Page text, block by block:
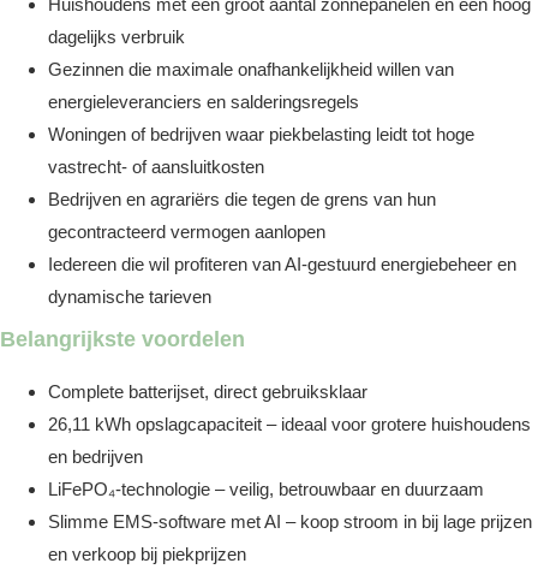
Huishoudens met een groot aantal zonnepanelen en een hoog
dagelijks verbruik
Gezinnen die maximale onafhankelijkheid willen van
energieleveranciers en salderingsregels
Woningen of bedrijven waar piekbelasting leidt tot hoge
vastrecht- of aansluitkosten
Bedrijven en agrariërs die tegen de grens van hun
gecontracteerd vermogen aanlopen
Iedereen die wil profiteren van AI-gestuurd energiebeheer en
dynamische tarieven
Belangrijkste voordelen
Complete batterijset, direct gebruiksklaar
26,11 kWh opslagcapaciteit – ideaal voor grotere huishoudens
en bedrijven
LiFePO₄-technologie – veilig, betrouwbaar en duurzaam
Slimme EMS-software met AI – koop stroom in bij lage prijzen
en verkoop bij piekprijzen